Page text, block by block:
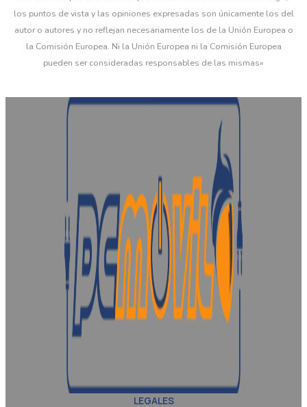
los puntos de vista y las opiniones expresadas son únicamente los del
autor o autores y no reflejan necesariamente los de la Unión Europea o
la Comisión Europea. Ni la Unión Europea ni la Comisión Europea
pueden ser consideradas responsables de las mismas»
LEGALES